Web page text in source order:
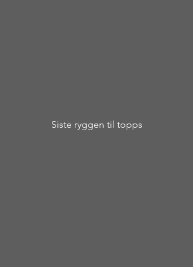
Siste ryggen til topps